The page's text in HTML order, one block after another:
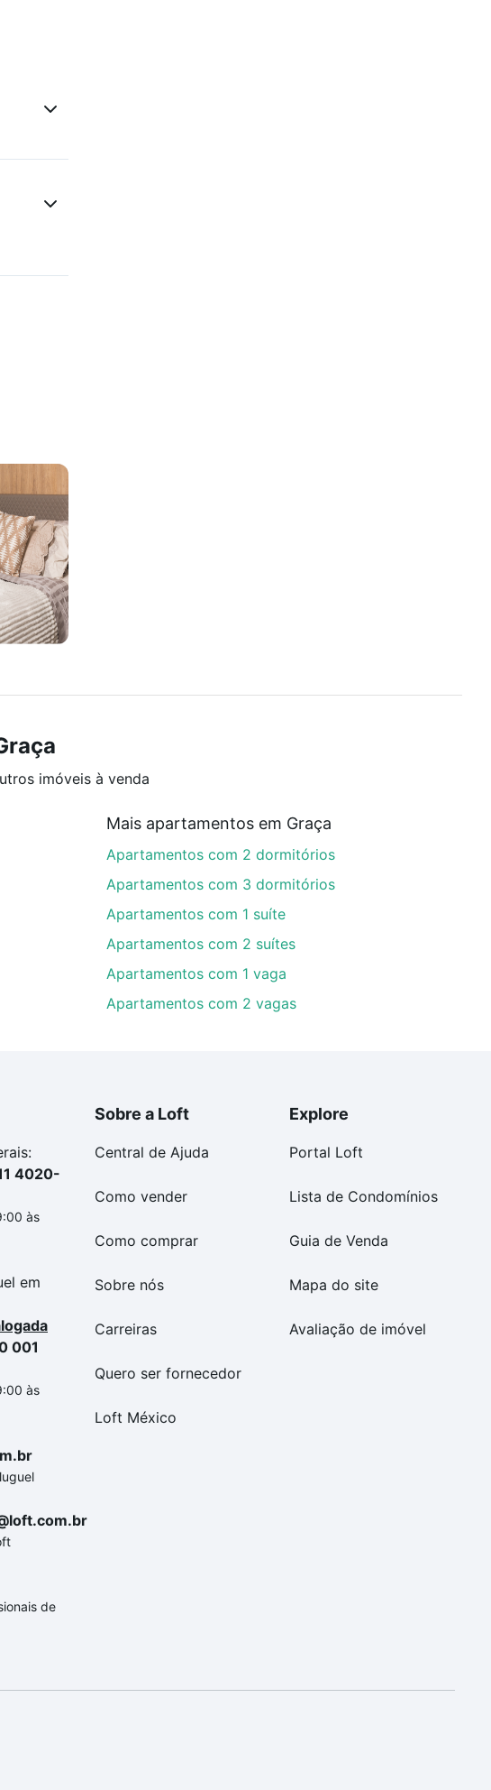
imóveis à venda
Mais apartamentos em Graça
Apartamentos com 2 dormitórios
Apartamentos com 3 dormitórios
Apartamentos com 1 suíte
Apartamentos com 2 suítes
Apartamentos com 1 vaga
Apartamentos com 2 vagas
4020-
às
em
001
às
de
Sobre a Loft
Central de Ajuda
Como vender
Como comprar
Sobre nós
Carreiras
Quero ser fornecedor
Loft México
Explore
Portal Loft
Lista de Condomínios
Guia de Venda
Mapa do site
Avaliação de imóvel